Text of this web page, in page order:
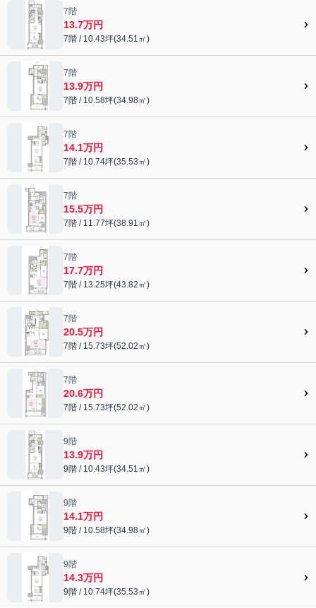
7階
13.7万円
7階 / 10.43坪(34.51㎡)
7階
13.9万円
7階 / 10.58坪(34.98㎡)
7階
14.1万円
7階 / 10.74坪(35.53㎡)
7階
15.5万円
7階 / 11.77坪(38.91㎡)
7階
17.7万円
7階 / 13.25坪(43.82㎡)
7階
20.5万円
7階 / 15.73坪(52.02㎡)
7階
20.6万円
7階 / 15.73坪(52.02㎡)
9階
13.9万円
9階 / 10.43坪(34.51㎡)
9階
14.1万円
9階 / 10.58坪(34.98㎡)
9階
14.3万円
9階 / 10.74坪(35.53㎡)